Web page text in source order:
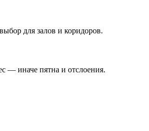
для залов и коридоров.
— иначе пятна и отслоения.